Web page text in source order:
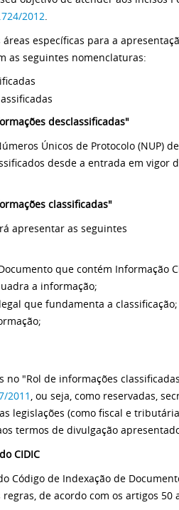
2012.
específicas para a
as seguintes nomenclaturas:
desclassificadas"
Únicos de Protocolo (NUP) de
desde a entrada em vigor
classificadas"
apresentar as seguintes
que contém Informação
a informação;
que fundamenta a classificação;
no "Rol de informações
2011 , ou seja, como reservadas,
legislações (como fiscal e
termos de divulgação
CIDIC
Código de Indexação de
regras, de acordo com os artigos 50